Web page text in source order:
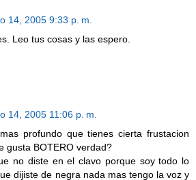
14, 2005 9:33 p. m.
Leo tus cosas y las espero.
14, 2005 11:06 p. m.
profundo que tienes cierta frustacion
gusta BOTERO verdad?
no diste en el clavo porque soy todo lo
dijiste de negra nada mas tengo la voz y